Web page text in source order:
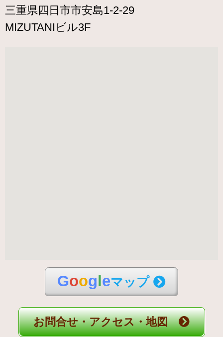
三重県四日市市安島1-2-29
MIZUTANIビル3F
Goog eマップ
お問合せ・アクセス・地図